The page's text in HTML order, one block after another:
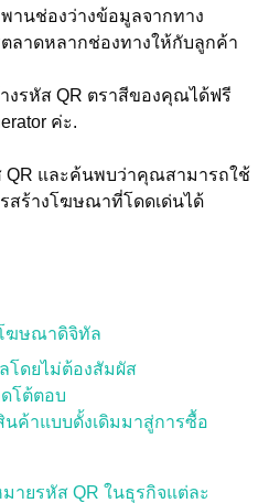
านช่องว่างข้อมูลจากทาง
ลาดหลากช่องทางให้กับลูกค้า
รหัส QR ตราสีของคุณได้ฟรี
ค่ะ.
และค้นพบว่าคุณสามารถใช้
สร้างโฆษณาที่โดดเด่นได้
โฆษณาดิจิทัล
โดยไม่ต้องสัมผัส
โต้ตอบ
ค้าแบบดั้งเดิมมาสู่การซื้อ
ายรหัส QR ในธุรกิจแต่ละ